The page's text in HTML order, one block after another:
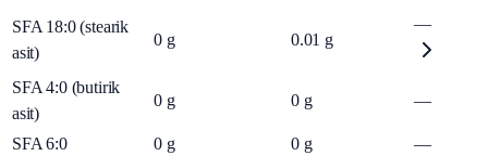
SFA 18:0 (stearik
asit)
0 g 0.01 g
—
SFA 4:0 (butirik
asit)
0 g 0 g —
SFA 6:0 0 g 0 g
—